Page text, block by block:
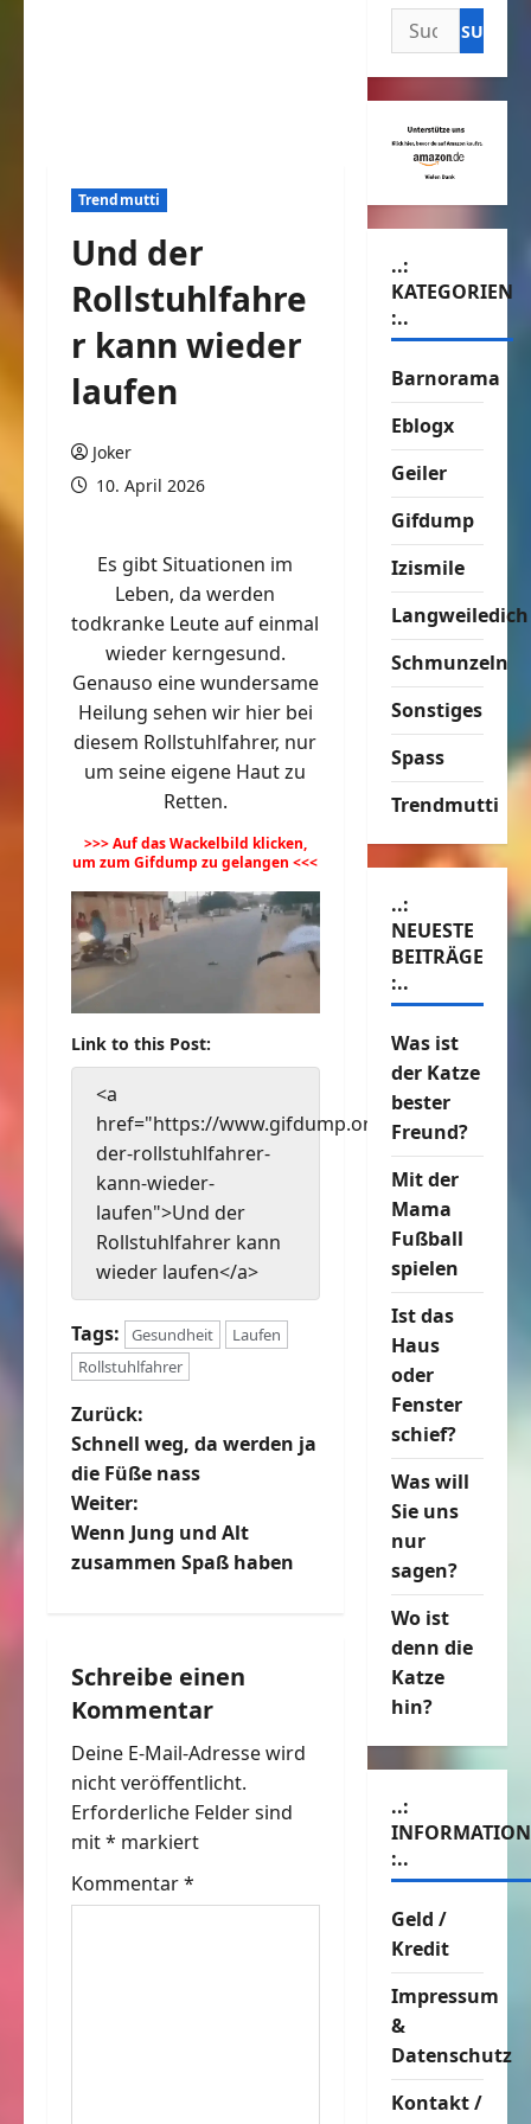
Trendmutti
Und der
Rollstuhlfahre
r kann wieder
laufen
Joker
10. April 2026
Es gibt Situationen im
Leben, da werden
todkranke Leute auf einmal
wieder kerngesund.
Genauso eine wundersame
Heilung sehen wir hier bei
diesem Rollstuhlfahrer, nur
um seine eigene Haut zu
Retten.
>>> Auf das Wackelbild klicken,
um zum Gifdump zu gelangen <<<
Link to this Post:
<a
href="https://www.gifdump.org/und-
der-rollstuhlfahrer-
kann-wieder-
laufen">Und der
Rollstuhlfahrer kann
wieder laufen</a>
Tags: Gesundheit
Laufen
Rollstuhlfahrer
B
e
i
t
a
g
s
n
a
v
Zurück:
Schnell weg, da werden ja
die Füße nass
Weiter:
Wenn Jung und Alt
zusammen Spaß haben
Schreibe einen
Kommentar
Deine E-Mail-Adresse wird
nicht veröffentlicht.
Erforderliche Felder sind
mit* markiert
Kommentar*
Suchen
nach:
..:
KATEGORIEN
:..
Barnorama
Eblogx
Geiler
Gifdump
Izismile
Langweiledich
Schmunzeln
Sonstiges
Spass
Trendmutti
..:
NEUESTE
BEITRÄGE
:..
Was ist
der Katze
bester
Freund?
Mit der
Mama
Fußball
spielen
Ist das
Haus
oder
Fenster
schief?
Was will
Sie uns
nur
sagen?
Wo ist
denn die
Katze
hin?
..:
:..
Geld /
Kredit
Impressum
&
Datenschutz
Kontakt /